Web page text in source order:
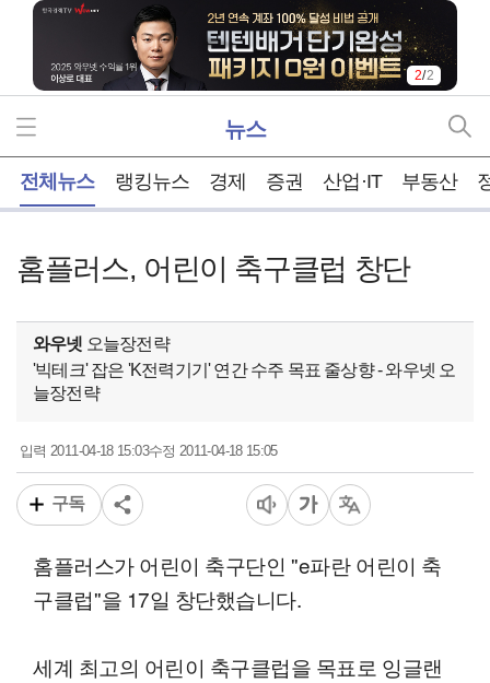
1/2
뉴스
전체뉴스 랭킹뉴스 경제 증권 산업·IT 부동산
홈플러스, 어린이 축구클럽 창단
와우넷 오늘장전략
'빅테크' 잡은 'K전력기기' 연간 수주 목표 줄상향 - 와우넷 오
늘장전략
입력 2011-04-18 15:03수정 2011-04-18 15:05
구독
홈플러스가 어린이 축구단인 ''e파란 어린이 축
구클럽''을 17일 창단했습니다.
세계 최고의 어린이 축구클럽을 목표로 잉글랜